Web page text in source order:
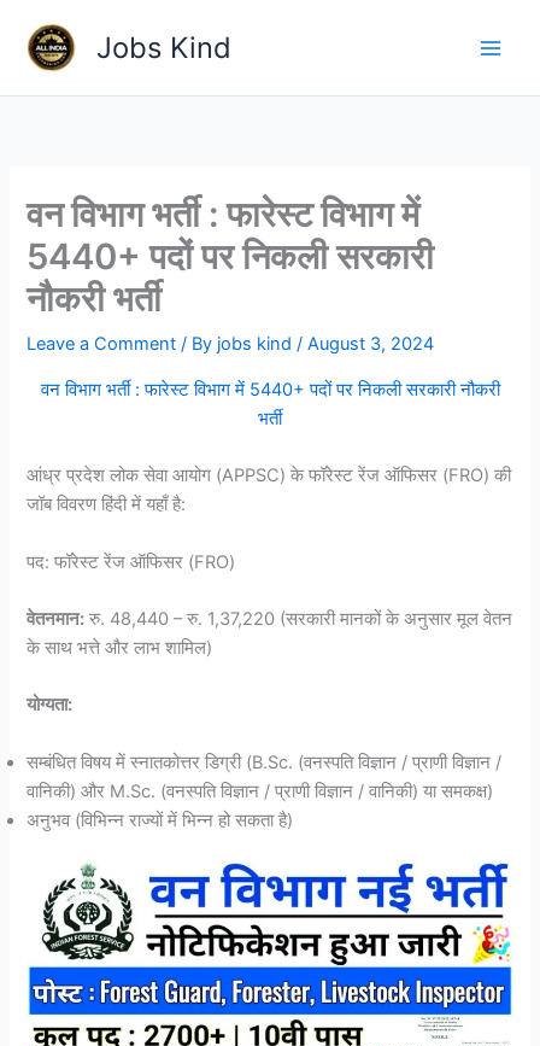
content
Jobs Kind
वन विभाग भर्ती : फारेस्ट विभाग में
5440+ पदों पर निकली सरकारी
नौकरी भर्ती
Leave a Comment / By jobs kind/August 3, 2024
वन विभाग भर्ती : फारेस्ट विभाग में 5440+ पदों पर निकली सरकारी नौकरी
भर्ती
आंध्र प्रदेश लोक सेवा आयोग (APPSC) के फॉरेस्ट रेंज ऑफिसर (FRO) की
जॉब विवरण हिंदी में यहाँ है:
पद: फॉरेस्ट रेंज ऑफिसर (FRO)
वेतनमान: रु. 48,440 – रु. 1,37,220 (सरकारी मानकों के अनुसार मूल वेतन
के साथ भत्ते और लाभ शामिल)
योग्यता:
सम्बंधित विषय में स्नातकोत्तर डिग्री (B.Sc. (वनस्पति विज्ञान / प्राणी विज्ञान /
वानिकी) और M.Sc. (वनस्पति विज्ञान / प्राणी विज्ञान / वानिकी) या समकक्ष)
अनुभव (विभिन्न राज्यों में भिन्न हो सकता है)